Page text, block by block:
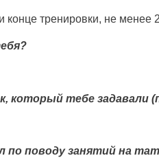
конце тренировки, не менее
который тебе задавали
поводу занятий на